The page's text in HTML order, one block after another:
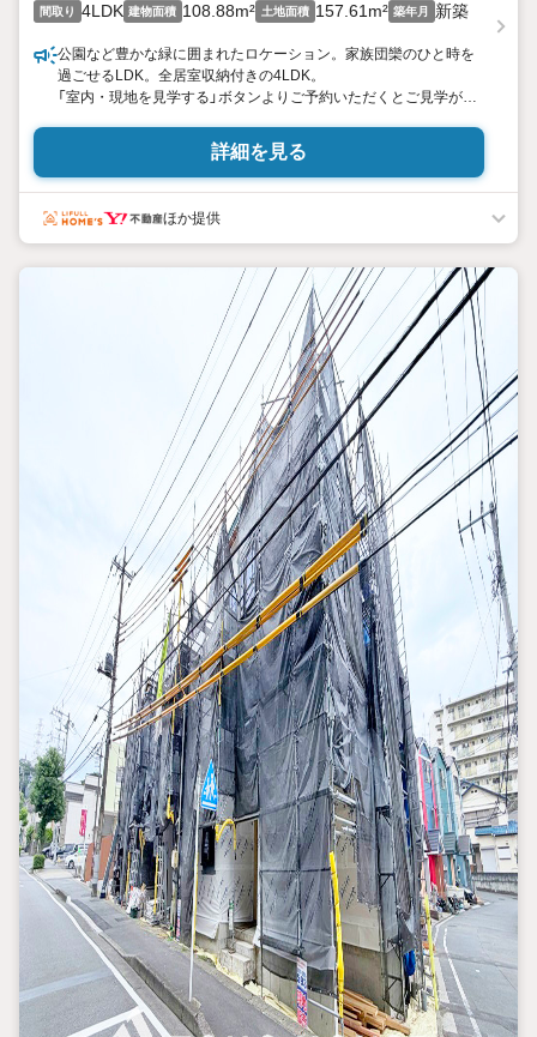
間取り 4LDK 建物面積 108.88m² 土地面積 157.61m² 築年月 新築
公園など豊かな緑に囲まれたロケーション。家族団欒のひと時を
過ごせるLDK。全居室収納付きの4LDK。
「室内・現地を見学する」ボタンよりご予約いただくとご見学がス
【センチュリー21アース住販のポイント】
◆センチュリオン獲得店舗◆
カ本部が設ける一定基準を満たした、上位4％しか受賞できない
賞。それが「センチュリオン」です。
弊社はそのセンチュリオンを2002年から欠かすことなく取り続け
お客様にあった無理のない住宅ローンの試算やご購入の際に実際
かかる諸費用の概算も行っております。人生最大のお買い物にな
りますので、しっかりとした資金計画のアドバイスをさせて頂き
◆優遇金利にこだわる◆
大きな金額を長期間で返済する住宅ローンは優遇金利が0.1％変わ
るだけで、支払い総額に大きな変化が生じます。取引の多い弊社
は金融機関の特色、傾向、トレンドを熟知しておりますので、お
客様のニーズにあった金融機関をご紹介させて頂きます。
詳細を見る
ほか提供